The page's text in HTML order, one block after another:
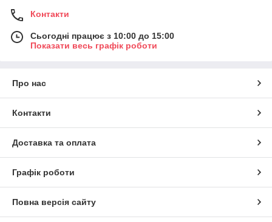
Контакти
Сьогодні працює з 10:00 до 15:00
Показати весь графік роботи
Про нас
Контакти
Доставка та оплата
Графік роботи
Повна версія сайту